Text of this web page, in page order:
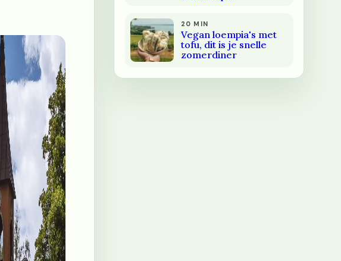
20 MIN
Vegan loempia's met
tofu, dit is je snelle
zomerdiner